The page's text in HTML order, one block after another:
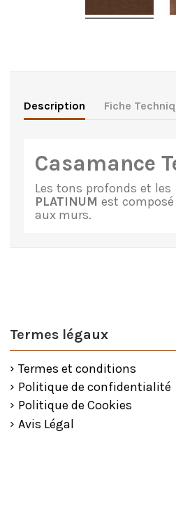
Description Fiche
Casamance
Les tons profonds et
PLATINUM est
aux murs.
Termes légaux
Termes et conditions
Politique de confidentialité
Politique de Cookies
Avis Légal